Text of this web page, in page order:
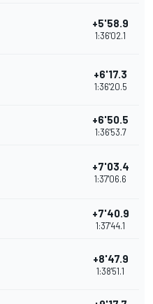
+5'58.9
1:36'02.1
+6'17.3
1:36'20.5
+6'50.5
1:36'53.7
+7'03.4
1:37'06.6
+7'40.9
1:37'44.1
+8'47.9
1:38'51.1